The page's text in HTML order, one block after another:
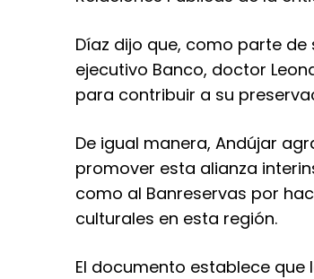
Díaz dijo que, como parte
ejecutivo Banco, doctor
para contribuir a su
De igual manera, Andújar
promover esta alianza
como al Banreservas por
culturales en esta región.
El documento establece